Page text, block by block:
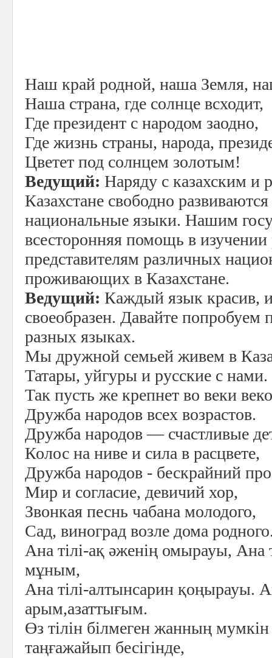
Наш край родной, наша Земля,
Наша страна, где солнце всходит,
Где президент с народом заодно,
Где жизнь страны, народа,
Цветет под солнцем золотым!
Ведущий: Наряду с казахским и
Казахстане свободно
национальные языки. Нашим
всесторонняя помощь в изучении
представителям различных
проживающих в Казахстане.
Ведущий: Каждый язык красив,
своеобразен. Давайте попробуем
разных языках.
Мы дружной семьей живем в
Татары, уйгуры и русские с нами.
Так пусть же крепнет во веки
Дружба народов всех возрастов.
Дружба народов — счастливые
Колос на ниве и сила в расцвете,
Дружба народов - бескрайний
Мир и согласие, девичий хор,
Звонкая песнь чабана молодого,
Сад, виноград возле дома
Ана тілі-ақ әженің омырауы, Ана
мұным,
Ана тілі-алтынсарин қоңырауы.
арым,азаттығым.
Өз тілін білмеген жанның мy
таңғажайып бесігінде,